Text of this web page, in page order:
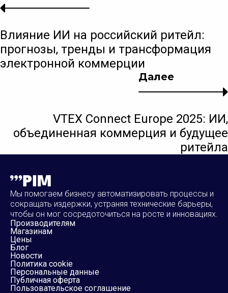
Далее
VTEX Connect Europe 2025: ИИ,
объединенная коммерция и будущее
ритейла
Влияние ИИ на российский ритейл:
прогнозы, тренды и трансформация
электронной коммерции
Мы помогаем бизнесу автоматизировать процессы и
сокращать издержки, устраняя технические барьеры,
чтобы он мог сосредоточиться на росте и инновациях.
Производителям
Магазинам
Цены
Блог
Новости
Политика cookie
Персональные данные
Публичная оферта
Пользовательское соглашение